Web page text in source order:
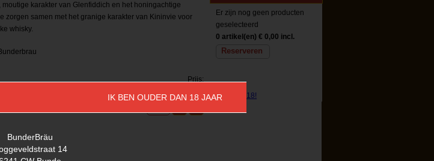
moutige karakter van Glenfiddich en het honingachtige
zorgen samen met het granige karakter van Kininvie voor
whisky.
Prijs:
€ 29,99
Er zijn nog geen producten
geselecteerd
0 artikel(en) € 0,00 incl.
Reserveren
IK BEN OUDER DAN 18 JAAR
BunderBräu
14